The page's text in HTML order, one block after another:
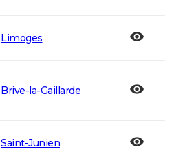
Limoges
Brive-la-Gaillarde
Saint-Junien